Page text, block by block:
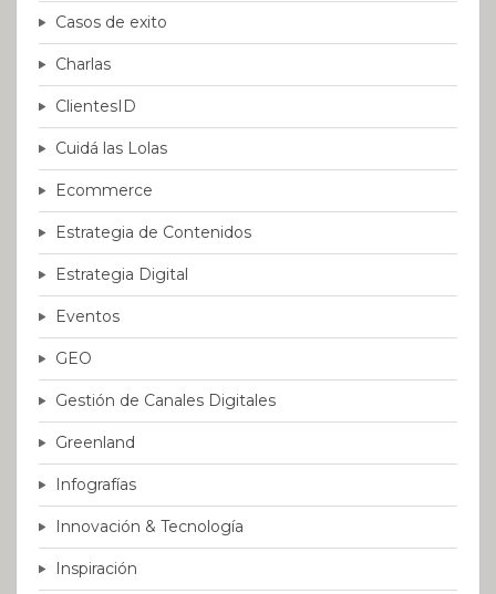
Casos de exito
Charlas
ClientesID
Cuidá las Lolas
Ecommerce
Estrategia de Contenidos
Estrategia Digital
Eventos
GEO
Gestión de Canales Digitales
Greenland
Infografías
Innovación & Tecnología
Inspiración